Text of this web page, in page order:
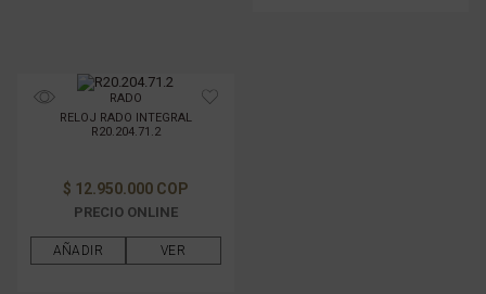
RADO
RELOJ RADO INTEGRAL
R20.204.71.2
$ 12.950.000 COP
PRECIO ONLINE
AÑADIR VER